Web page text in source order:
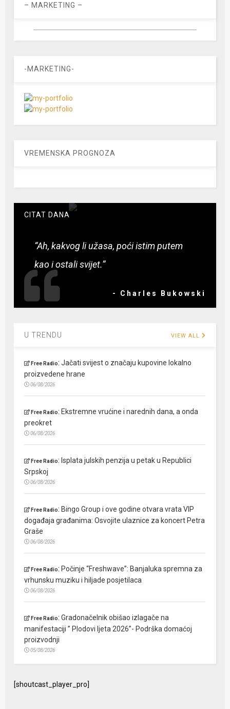
– MARKETING –
-MARKETING-
VREMENSKA PROGNOZA
CITAT DANA
“Ah, kakvog li užasa, poći istim putem
kao i ostali svijet.”
- Charles Bukowski
U TRENDU VIEW ALL
Free Radio:Jačati svijest o značaju kupovine lokalno
proizvedene hrane
06/08/2026
Free Radio: Ekstremne vrućine i narednih dana, a onda
preokret
06/08/2026
Free Radio: Isplata julskih penzija u petak u Republici
Srpskoj
06/08/2026
Free Radio: Bingo Group i ove godine otvara vrata VIP
događaja građanima: Osvojite ulaznice za koncert Petra
Graše
06/08/2026
Free Radio: Počinje “Freshwave”: Banjaluka spremna za
vrhunsku muziku i hiljade posjetilaca
06/08/2026
Free Radio:Gradonačelnik obišao izlagače na
manifestaciji ” Plodovi ljeta 2026”- Podrška domaćoj
proizvodnji
05/08/2026
[shoutcast_player_pro]